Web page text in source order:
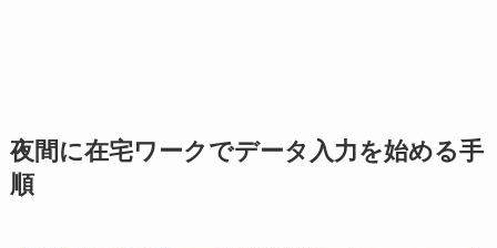
夜間に在宅ワークでデータ入力を始める手
順